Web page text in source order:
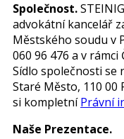
Společnost.
advokátní kancelář
Městského soudu v
060 96 476 a v rámci
Sídlo společnosti se
Staré Město, 110 00
si kompletníPrávní
Naše Prezentace.